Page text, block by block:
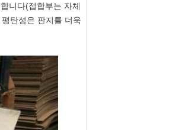
니다(접합부는 자체
탄성은 판지를 더욱